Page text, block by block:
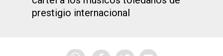
prestigio internacional